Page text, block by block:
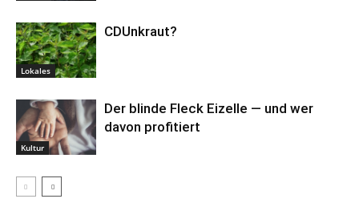
Lokales
CDUnkraut?
Kultur
Der blinde Fleck Eizelle — und wer
davon profitiert